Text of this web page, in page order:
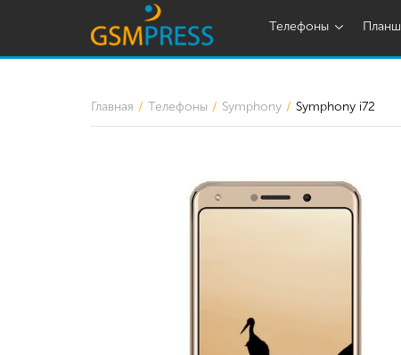
Телефоны
Главная Телефоны Symphony Symphony i72